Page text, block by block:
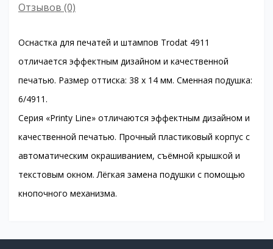
Отзывов (0)
Оснастка для печатей и штампов Trodat 4911
отличается эффектным дизайном и качественной
печатью. Размер оттиска: 38 х 14 мм. Сменная подушка:
6/4911.
Серия «Printy Line» отличаются эффектным дизайном и
качественной печатью. Прочный пластиковый корпус с
автоматическим окрашиванием, съёмной крышкой и
текстовым окном. Лёгкая замена подушки с помощью
кнопочного механизма.